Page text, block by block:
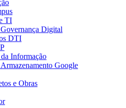
TI
Digital
DTI
Informação
Google
e Obras